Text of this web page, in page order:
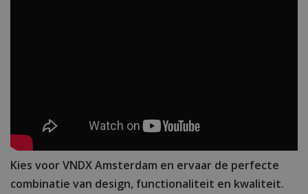
Kies voor VNDX Amsterdam en ervaar de perfecte
combinatie van design, functionaliteit en kwaliteit.